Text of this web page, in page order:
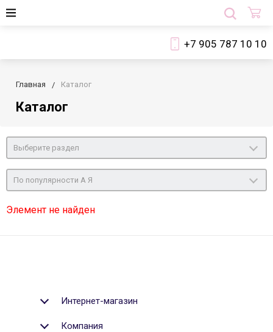
+7 905 787 10 10
Главная Каталог
Каталог
Выберите раздел
По популярности А Я
Элемент не найден
Интернет-магазин
Компания